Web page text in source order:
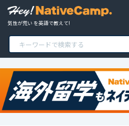
気性が荒い を英語で教えて!